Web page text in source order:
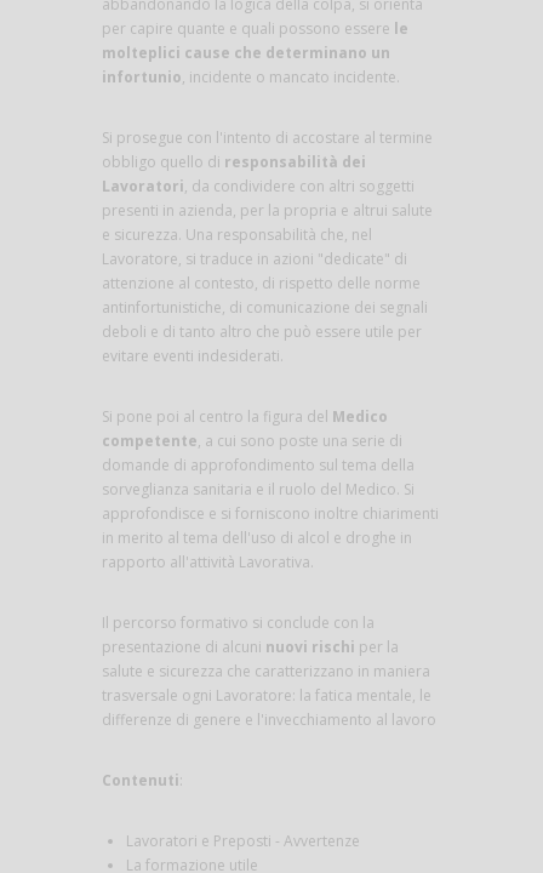
abbandonando la logica della colpa, si orienta
per capire quante e quali possono essere le
molteplici cause che determinano un
infortunio, incidente o mancato incidente.
Si prosegue con l'intento di accostare al termine
obbligo quello di responsabilità dei
Lavoratori, da condividere con altri soggetti
presenti in azienda, per la propria e altrui salute
e sicurezza. Una responsabilità che, nel
Lavoratore, si traduce in azioni "dedicate" di
attenzione al contesto, di rispetto delle norme
antinfortunistiche, di comunicazione dei segnali
deboli e di tanto altro che può essere utile per
evitare eventi indesiderati.
Si pone poi al centro la figura del Medico
competente, a cui sono poste una serie di
domande di approfondimento sul tema della
sorveglianza sanitaria e il ruolo del Medico. Si
approfondisce e si forniscono inoltre chiarimenti
in merito al tema dell'uso di alcol e droghe in
rapporto all'attività Lavorativa.
Il percorso formativo si conclude con la
presentazione di alcuni nuovi rischi per la
salute e sicurezza che caratterizzano in maniera
trasversale ogni Lavoratore: la fatica mentale, le
differenze di genere e l'invecchiamento al lavoro
Contenuti:
Lavoratori e Preposti - Avvertenze
La formazione utile